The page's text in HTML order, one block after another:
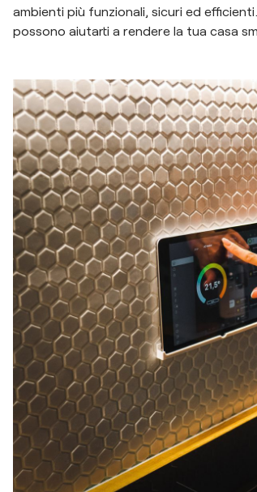
ambienti più funzionali, sicuri ed
possono aiutarti a rendere la tua casa